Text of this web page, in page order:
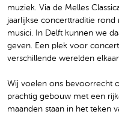
muziek. Via de Melles
jaarlijkse concerttraditie
musici. In Delft kunnen we
geven. Een plek voor
verschillende werelden
Wij voelen ons bevoorrecht
prachtig gebouw met een
maanden staan in het teken